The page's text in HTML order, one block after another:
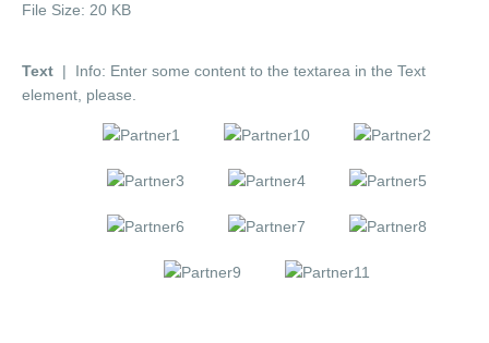
File Size: 20 KB
Text | Info: Enter some content to the textarea in the Text
element, please.